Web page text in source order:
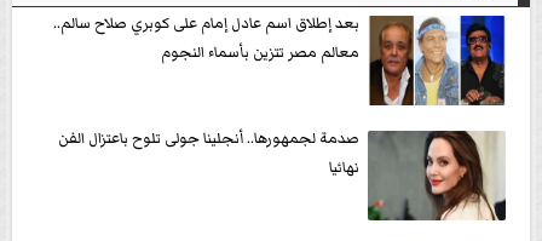
بعد إطلاق اسم عادل إمام على كوبري صلاح سالم..
معالم مصر تتزين بأسماء النجوم
صدمة لجمهورها.. أنجلينا جولى تلوح باعتزال الفن
نهائيا